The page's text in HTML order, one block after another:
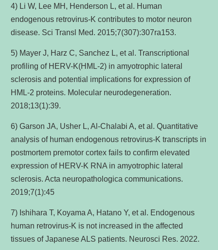
4) Li W, Lee MH, Henderson L, et al. Human
endogenous retrovirus-K contributes to motor neuron
disease. Sci Transl Med. 2015;7(307):307ra153.
5) Mayer J, Harz C, Sanchez L, et al. Transcriptional
profiling of HERV-K(HML-2) in amyotrophic lateral
sclerosis and potential implications for expression of
HML-2 proteins. Molecular neurodegeneration.
2018;13(1):39.
6) Garson JA, Usher L, Al-Chalabi A, et al. Quantitative
analysis of human endogenous retrovirus-K transcripts in
postmortem premotor cortex fails to confirm elevated
expression of HERV-K RNA in amyotrophic lateral
sclerosis. Acta neuropathologica communications.
2019;7(1):45
7) Ishihara T, Koyama A, Hatano Y, et al. Endogenous
human retrovirus-K is not increased in the affected
tissues of Japanese ALS patients. Neurosci Res. 2022.